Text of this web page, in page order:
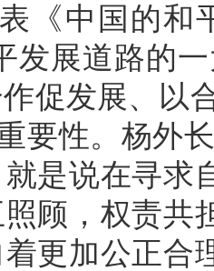
《中国的和
发展道路的
促发展、以
要性。杨外
是说在寻求
顾，权责共
着更加公正合